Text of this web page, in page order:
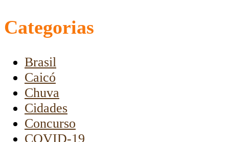
Categorias
Brasil
Caicó
Chuva
Cidades
Concurso
COVID-19